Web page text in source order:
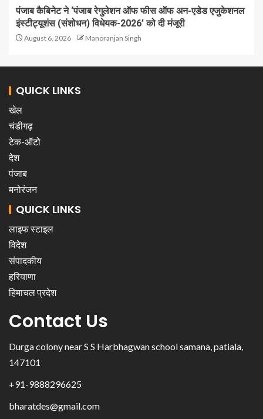
पंजाब कैबिनेट ने ‘पंजाब रेगुलेशन ऑफ फीस ऑफ अन-एडेड एजुकेशनल
इंस्टीट्यूशंस (संशोधन) विधेयक-2026’ को दी मंजूरी
August 6, 2026 Manoranjan Singh
QUICK LINKS
खेल
चंडीगढ़
टेक-ऑटो
देश
पंजाब
मनोरंजन
QUICK LINKS
लाइफ स्टाइल
विदेश
संपादकीय
हरियाणा
हिमाचल प्रदेश
Contact Us
Durga colony near S S Harbhagwan school samana, patiala,
147101
+91-9888296625
bharatdes@gmail.com